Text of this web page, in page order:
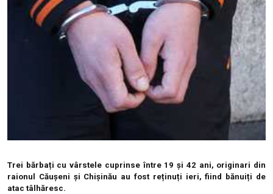
Trei bărbați cu vârstele cuprinse între 19 şi 42 ani, originari din
raionul Căuşeni şi Chişinău au fost reținuți ieri, fiind bănuiți de
atac tâlhăresc.